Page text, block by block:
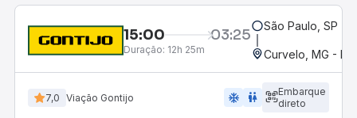
15:00 03:25
Duração: 12h 25m
São Paulo, SP -
Curvelo, MG -
7,0 Viação Gontijo ac_unit wc
Embarque
direto